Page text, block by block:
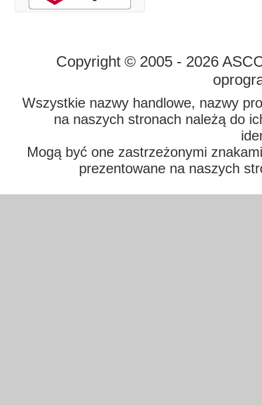
Copyright © 2005 - 2026
Wszystkie nazwy handlowe, nazwy
na naszych stronach należą do
Mogą być one zastrzeżonymi
prezentowane na naszych